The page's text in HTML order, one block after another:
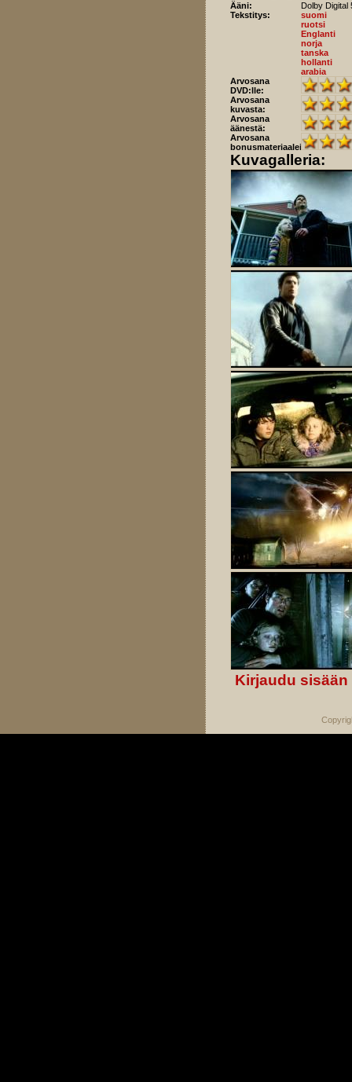
Ääni:
Dolby Digital
Tekstitys:
suomi
ruotsi
Englanti
norja
tanska
hollanti
arabia
Arvosana
DVD:lle:
Arvosana
kuvasta:
Arvosana
äänestä:
Arvosana
bonusmateriaaleista:
Kuvagalleria:
Kirjaudu sisään